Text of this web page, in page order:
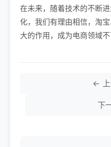
在未来，随着技术的不断
化，我们有理由相信，淘
大的作用，成为电商领域不
← 上
下